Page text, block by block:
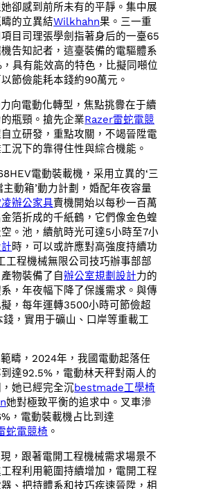
卻感到前所未有的平靜。集中展
的立異結Wilkhahn果。三一重
目司理張學劍指著身后的一臺65
告知記者，這臺裝備的電驅體系
具有能效高的特色，比擬同噸位
節儉能耗本錢約90萬元。
向電動化轉型，焦點挑釁在于續
瓶頸。搶先企業Razer雷蛇電競
立研發，重點攻關，不竭晉陞電
況下的靠得住性與綜合機能。
電動裝載機，采用立異的‘三
動箱’動力計劃，婚配年夜容量
辦公家具賣機開始以每秒一百萬
箔折成的千紙鶴，它們像金色蝗
。池，續航時光可達5小時至7小
時，可以或許應對高強度持續功
工程機械無限公司技巧辦事部部
物裝備了自辦公室規劃設計力的
，年夜幅下降了保護需求。與傳
，每年運轉3500小時可節儉超
，實用于礦山、口岸等重載工
疇，2024年，我國電動起落任
達92.5%，電動林天秤對兩人的
她已經完全沉bestmade工學椅
她對極致平衡的追求中。叉車滲
，電動裝載機占比到達
蛇電競椅 。
，跟著電開工程機械需求場景不
程利用範圍持續增加，電開工程
、把持體系和技巧疾速晉陞，相